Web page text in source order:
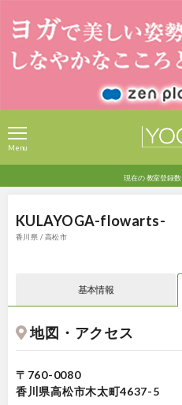
現在の教室登録数
Menu
KULAYOGA-flowarts-
香川県 / 高松市
基本情報
地図・アクセス
〒760-0080
香川県高松市木太町4637-5